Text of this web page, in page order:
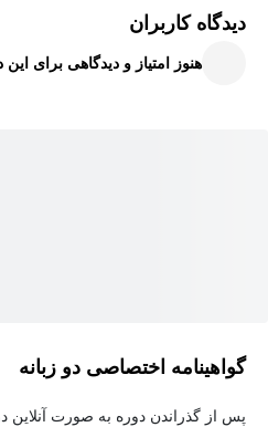
و دردسر. اگرچه بسیاری از تیم‌های
اما این اصطکاک‌ها و دردسرها هستند که
پیشرفت شوند. برای موفقیت بلندمدت،
دیدگاه کاربران
هنوز امتیاز و دیدگاهی برای
گواهینامه اختصاصی دو زبانه
پس از گذراندن دوره به صورت آنلاین